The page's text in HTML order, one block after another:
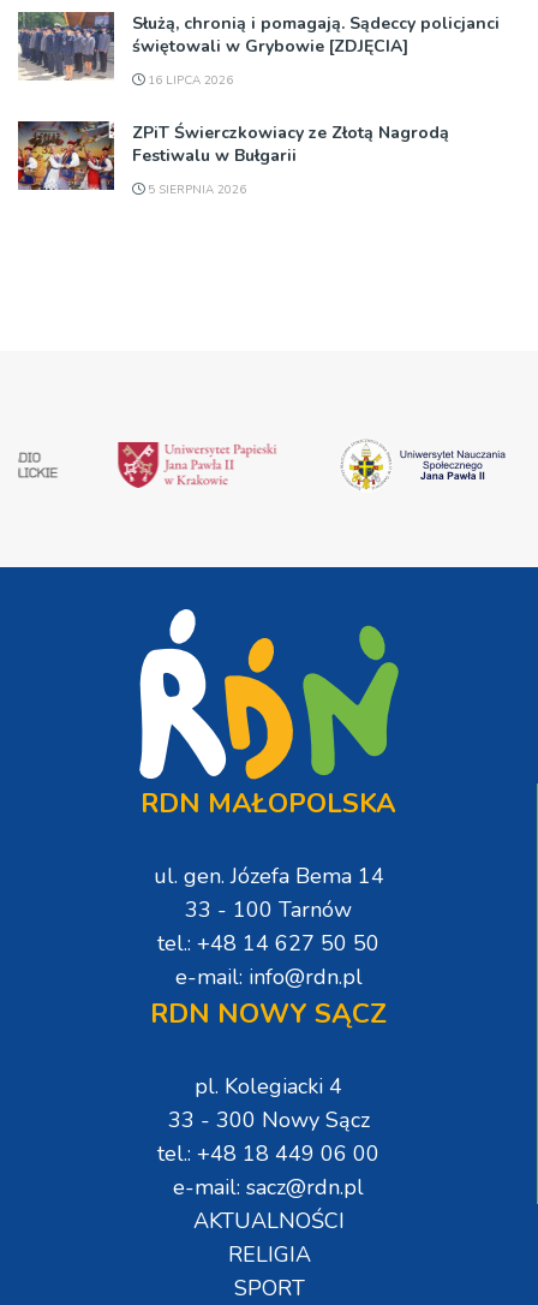
Służą, chronią i pomagają. Sądeccy policjanci
świętowali w Grybowie [ZDJĘCIA]
16 LIPCA 2026
ZPiT Świerczkowiacy ze Złotą Nagrodą
Festiwalu w Bułgarii
5 SIERPNIA 2026
RDN MAŁOPOLSKA
ul. gen. Józefa Bema 14
33 - 100 Tarnów
tel.: +48 14 627 50 50
e-mail: info@rdn.pl
RDN NOWY SĄCZ
pl. Kolegiacki 4
33 - 300 Nowy Sącz
tel.: +48 18 449 06 00
e-mail: sacz@rdn.pl
AKTUALNOŚCI
RELIGIA
SPORT